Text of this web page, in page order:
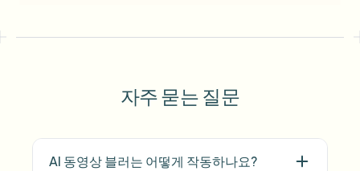
자주 묻는 질문
AI 동영상 블러는 어떻게 작동하나요?